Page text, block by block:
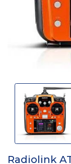
Radiolink